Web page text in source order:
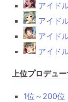
アイド
アイド
アイド
アイド
上位プロデュ
1位～200位